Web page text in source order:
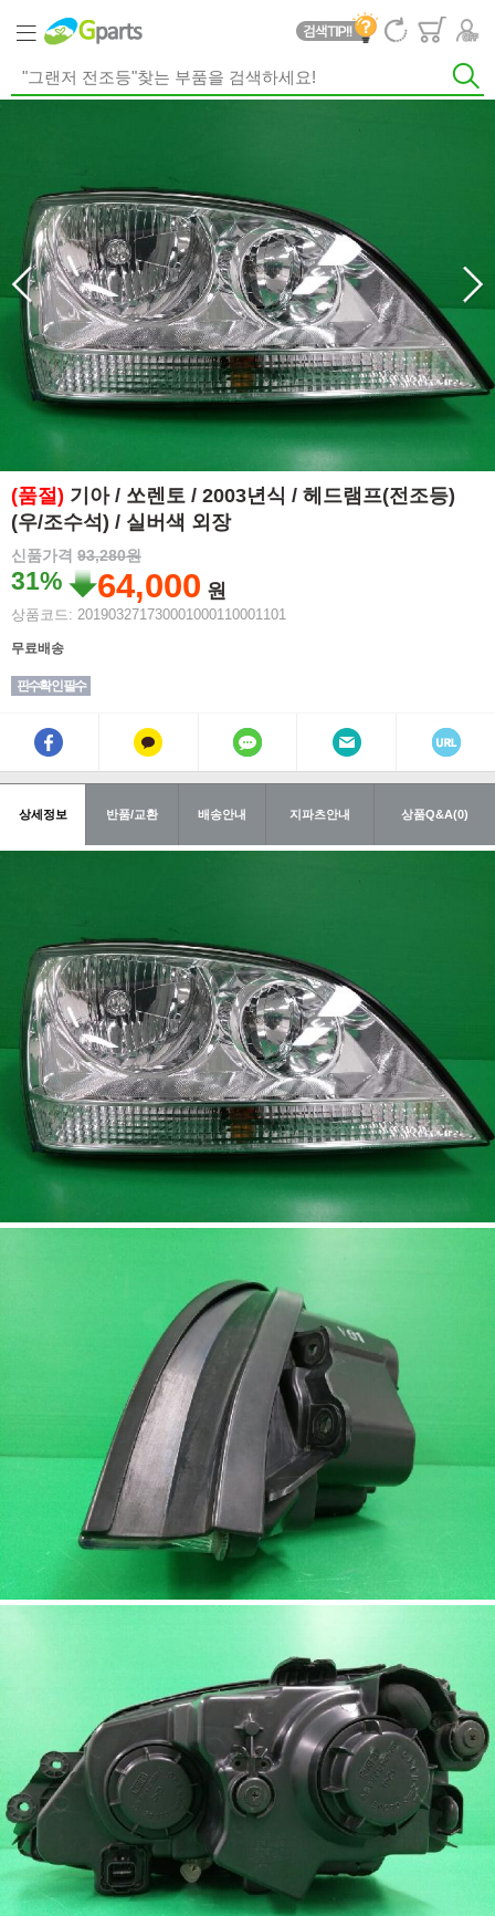
(품절) 기아 / 쏘렌토 / 2003년식 / 헤드램프(전조등)
(우/조수석) / 실버색 외장
신품가격 93,280원
31% 64,000 원
상품코드: 201903271730001000110001101
무료배송
핀수확인 필수
상세정보 반품/교환 배송안내 지파츠안내 상품Q&A(0)